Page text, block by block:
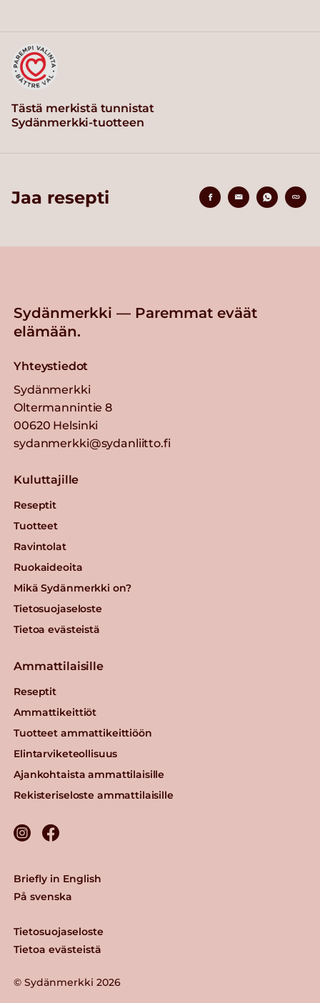
Tästä merkistä tunnistat
Sydänmerkki-tuotteen
Jaa resepti
Sydänmerkki — Paremmat eväät
elämään.
Yhteystiedot
Sydänmerkki
Oltermannintie 8
00620 Helsinki
sydanmerkki@sydanliitto.fi
Kuluttajille
Reseptit
Tuotteet
Ravintolat
Ruokaideoita
Mikä Sydänmerkki on?
Tietosuojaseloste
Tietoa evästeistä
Ammattilaisille
Reseptit
Ammattikeittiöt
Tuotteet ammattikeittiöön
Elintarviketeollisuus
Ajankohtaista ammattilaisille
Rekisteriseloste ammattilaisille
© Sydänmerkki 2026
Tietosuojaseloste
Tietoa evästeistä
Briefly in English
På svenska